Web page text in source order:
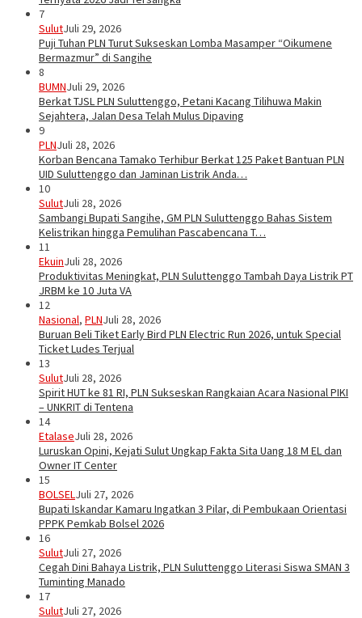
7
SulutJuli 29, 2026
Puji Tuhan PLN Turut Sukseskan Lomba Masamper “Oikumene
Bermazmur” di Sangihe
8
BUMNJuli 29, 2026
Berkat TJSL PLN Suluttenggo, Petani Kacang Tilihuwa Makin
Sejahtera, Jalan Desa Telah Mulus Dipaving
9
PLNJuli 28, 2026
Korban Bencana Tamako Terhibur Berkat 125 Paket Bantuan PLN
UID Suluttenggo dan Jaminan Listrik Anda…
10
SulutJuli 28, 2026
Sambangi Bupati Sangihe, GM PLN Suluttenggo Bahas Sistem
Kelistrikan hingga Pemulihan Pascabencana T…
11
EkuinJuli 28, 2026
Produktivitas Meningkat, PLN Suluttenggo Tambah Daya Listrik PT
JRBM ke 10 Juta VA
12
Nasional, PLNJuli 28, 2026
Buruan Beli Tiket Early Bird PLN Electric Run 2026, untuk Special
Ticket Ludes Terjual
13
SulutJuli 28, 2026
Spirit HUT ke 81 RI, PLN Sukseskan Rangkaian Acara Nasional PIKI
– UNKRIT di Tentena
14
EtalaseJuli 28, 2026
Luruskan Opini, Kejati Sulut Ungkap Fakta Sita Uang 18 M EL dan
Owner IT Center
15
BOLSELJuli 27, 2026
Bupati Iskandar Kamaru Ingatkan 3 Pilar, di Pembukaan Orientasi
PPPK Pemkab Bolsel 2026
16
SulutJuli 27, 2026
Cegah Dini Bahaya Listrik, PLN Suluttenggo Literasi Siswa SMAN 3
Tuminting Manado
17
SulutJuli 27, 2026